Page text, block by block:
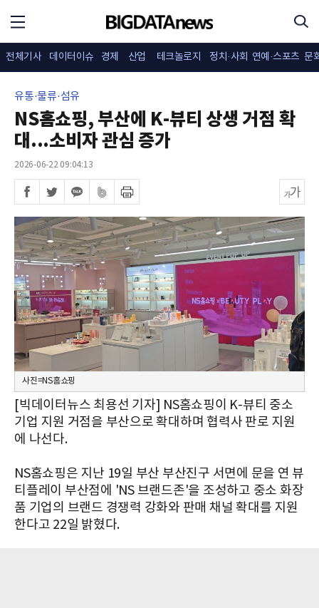
전체기사 데이터이슈 경제 산업 테크놀로지 정치·사회 연예·스포츠 문
유통·물류·섬유
NS홈쇼핑, 부산에 K-뷰티 상생 거점 확
대...소비자 관심 증가
2026-06-22 09:04:13
사진=NS홈쇼핑
[빅데이터뉴스 최용선 기자] NS홈쇼핑이 K-뷰티 중소
기업 지원 거점을 부산으로 확대하며 협력사 판로 지원
에 나선다.
NS홈쇼핑은 지난 19일 부산 부산진구 서면에 문을 연 뷰
티플레이 부산점에 'NS 브랜드존'을 조성하고 중소 화장
품 기업의 브랜드 경쟁력 강화와 판매 채널 확대를 지원
한다고 22일 밝혔다.